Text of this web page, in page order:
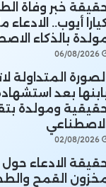
خبر وفاة
أيوب..
بالذكاء
06/08/2026
الصورة المتداولة
بعد
ومولدة
الاصطناعي
02/08/2026
الادعاء حول
القمح